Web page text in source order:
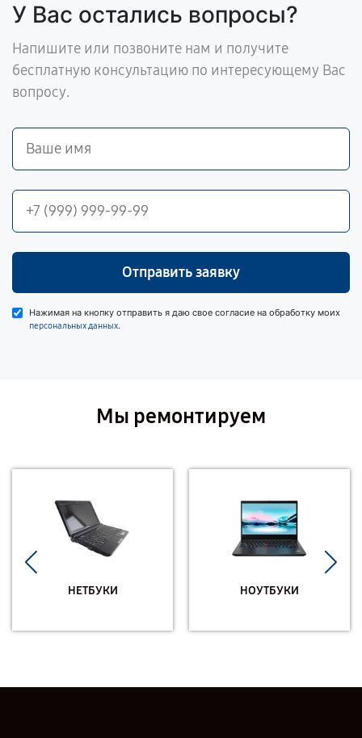
У Вас остались вопросы?
Напишите или позвоните нам и получите
бесплатную консультацию по интересующему Вас
вопросу.
Отправить заявку
Нажимая на кнопку отправить я даю свое согласие на обработку моих
персональных данных.
Мы ремонтируем
НЕТБУКИ НОУТБУКИ